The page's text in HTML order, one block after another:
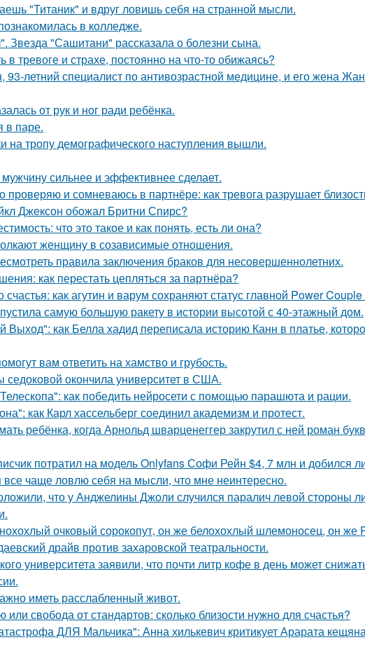
"Титаник" и вдруг ловишь себя на странной мысли.
в колледже.
"Сашитани" рассказала о болезни сына.
в тревоге и страхе, постоянно на что-то обижаясь?
летний специалист по антивозрастной медицине, и его жена
от рук и ног ради ребёнка.
в паре.
на тропу демографического наступления вышли.
сильнее и эффективнее сделает.
проверяю и сомневаюсь в партнёре: как тревога разрушает
Джексон обожал Бритни Спирс?
что это такое и как понять, есть ли она?
женщину в созависимые отношения.
правила заключения браков для несовершеннолетних.
как перестать цепляться за партнёра?
как агутин и варум сохраняют статус главной Power Couple
самую большую ракету в истории высотой с 40-этажный дом.
Выход": как Белла хадид переписала историю Канн в платье,
вам ответить на хамство и грубость.
окончила университет в США.
как победить нейросети с помощью парашюта и рации.
как Карл хассельберг соединил академизм и протест.
ребёнка, когда Арнольд шварценеггер закрутил с ней роман
потратил на модель Onlyfans Софи Рейн $4, 7 млн и добился
чаще ловлю себя на мысли, что мне неинтересно.
что у Анджелины Джоли случился паралич левой стороны
очковый сорокопут, он же белохохлый шлемоносец, он же
драйв против захаровской театральности.
университета заявили, что почти литр кофе в день может
иметь расслабленный живот.
свобода от стандартов: сколько близости нужно для счастья?
ДЛЯ Мальчика": Анна хилькевич критикует Арарата кещяна